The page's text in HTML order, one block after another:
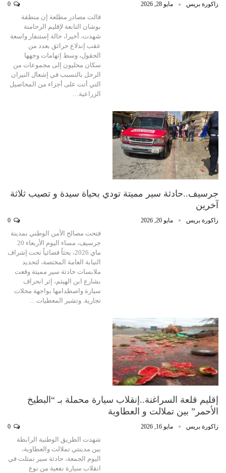
زاكورة بريس مايو 28, 2026
قالت مصادر مطلعة إن منطقة
بوشان التابعة لإقليم الرحامنة
شهدت، أخيرا، حالة إستنفار واسعة
عقب إندلاع حرائق بعدد من
الحقول، وسط إتهامات وجهها
سكان محليون إلى مجموعات من
الرحل بالتسبب في إشعال النيران
التي أتت على أجزاء من المحاصيل
الزراعية…
جرسيف..حادثة سير مميتة تودي بحياة سيدة و تصيب ثلاثة
آخرين
زاكورة بريس مايو 20, 2026
فتحت مصالح الأمن الوطني بمدينة
جرسيف، مساء اليوم الأربعاء 20
ماي 2026، بحثاً قضائياً تحت إشراف
النيابة العامة المختصة، لتحديد
ملابسات حادثة سير مميتة وقعت
بشارع ابن الهيثم، إثر انحراف
سيارة واصطدامها بواجهة محلات
تجارية. وتشير المعطيات…
إقليم قلعة السراغنة..إنقلاب سيارة محملة بـ “البطيخ
الأحمر” بين تملالت و العطاوية
زاكورة بريس مايو 16, 2026
شهدت الطريق الوطنية الرابطة
بين مدينتي تملالت والعطاوية،
اليوم الجمعة، حادثة سير تمثلت في
انقلاب سيارة نفعية من نوع